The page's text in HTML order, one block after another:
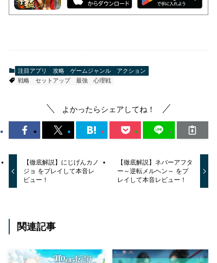
注目アプリ 攻略 ゲームジャンル
アクション
戦略
セットアップ 最強 心理戦
よかったらシェアしてね！
【徹底解説】にじげんカノ
ジョ をプレイして本音レ
ビュー！
【徹底解説】ネバーアフタ
ー～逆転メルヘン～ をプ
レイして本音レビュー！
関連記事